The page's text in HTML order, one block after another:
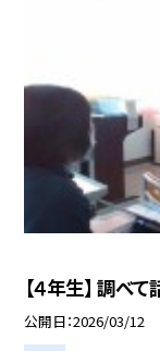
【４年生】 調べ
公開日 2026/03/12